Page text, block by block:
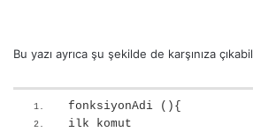
Bu yazı ayrıca şu şekilde de karşınıza
fonksiyonAdi (){
ilk komut